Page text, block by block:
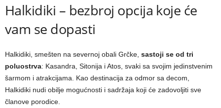
Halkidiki – bezbroj opcija koje će
vam se dopasti
Halkidiki, smešten na severnoj obali Grčke, sastoji se od tri
poluostrva: Kasandra, Sitonija i Atos, svaki sa svojim jedinstvenim
šarmom i atrakcijama. Kao destinacija za odmor sa decom,
Halkidiki nudi obilje mogućnosti i sadržaja koji će zadovoljiti sve
članove porodice.